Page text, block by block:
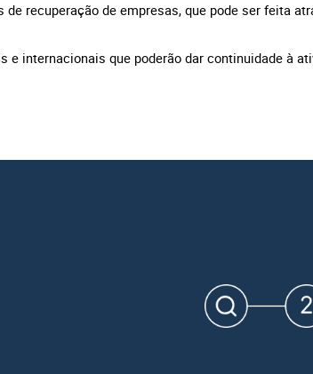
recuperação de empresas, que pode ser feita
internacionais que poderão dar continuidade à